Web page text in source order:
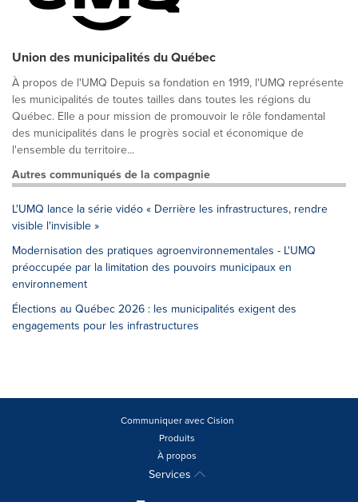
Union des municipalités du Québec
À propos de l'UMQ Depuis sa fondation en 1919, l'UMQ représente
les municipalités de toutes tailles dans toutes les régions du
Québec. Elle a pour mission de promouvoir le rôle fondamental
des municipalités dans le progrès social et économique de
l'ensemble du territoire...
Autres communiqués de la compagnie
L'UMQ lance la série vidéo « Derrière les infrastructures, rendre
visible l'invisible »
Modernisation des pratiques agroenvironnementales - L'UMQ
préoccupée par la limitation des pouvoirs municipaux en
environnement
Élections au Québec 2026 : les municipalités exigent des
engagements pour les infrastructures
Communiquer avec Cision
Produits
À propos
Services